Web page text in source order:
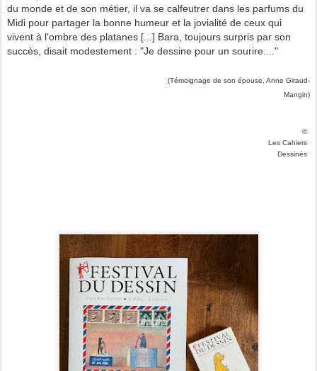
du monde et de son métier, il va se calfeutrer dans les parfums du
Midi pour partager la bonne humeur et la jovialité de ceux qui
vivent à l'ombre des platanes [...] Bara, toujours surpris par son
succès, disait modestement : "Je dessine pour un sourire...."
(Témoignage de son épouse, Anne Giraud-
Mangin)
©
Les Cahiers
Dessinés